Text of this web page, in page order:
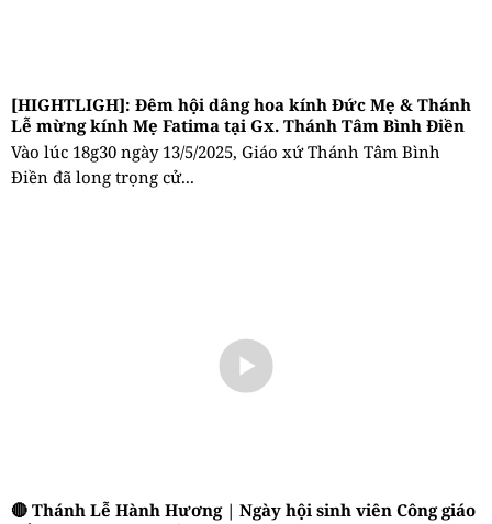
[HIGHTLIGH]: Đêm hội dâng hoa kính Đức Mẹ & Thánh
Lễ mừng kính Mẹ Fatima tại Gx. Thánh Tâm Bình Điền
Vào lúc 18g30 ngày 13/5/2025, Giáo xứ Thánh Tâm Bình
Điền đã long trọng cử...
🔴 Thánh Lễ Hành Hương | Ngày hội sinh viên Công giáo